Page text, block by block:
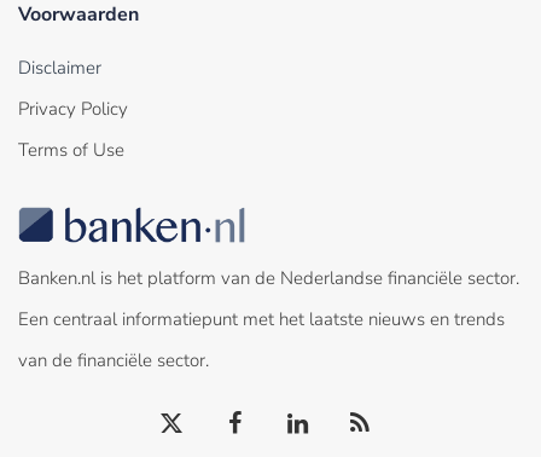
Voorwaarden
Disclaimer
Privacy Policy
Terms of Use
Banken.nl is het platform van de Nederlandse financiële sector.
Een centraal informatiepunt met het laatste nieuws en trends
van de financiële sector.